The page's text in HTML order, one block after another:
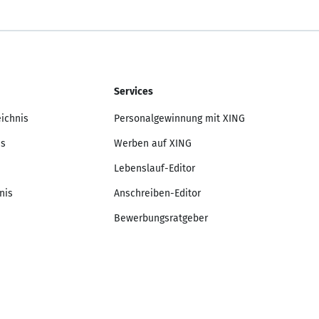
Services
Personalgewinnung mit XING
Werben auf XING
Lebenslauf-Editor
Anschreiben-Editor
Bewerbungsratgeber